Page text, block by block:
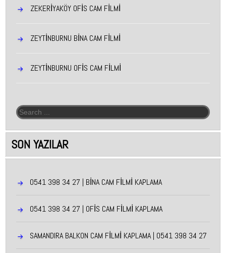
ZEKERIYAKÖY OFIS CAM FILMI
ZEYTINBURNU BINA CAM FILMI
ZEYTINBURNU OFIS CAM FILMI
Arama:
SON YAZILAR
0541 398 34 27 | BİNA CAM FİLMİ KAPLAMA
0541 398 34 27 | OFİS CAM FİLMİ KAPLAMA
SAMANDIRA BALKON CAM FİLMİ KAPLAMA | 0541 398 34 27